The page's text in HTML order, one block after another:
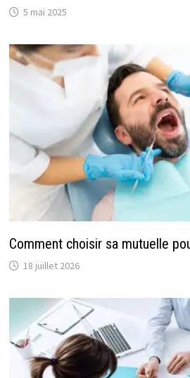
5 mai 2025
Comment choisir sa mutuelle
18 juillet 2026